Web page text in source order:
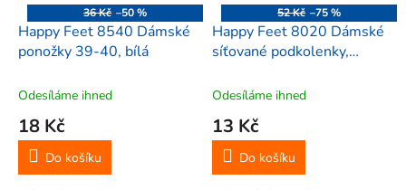
36 Kč –50 %
Happy Feet 8540 Dámské
ponožky 39-40, bílá
Odesíláme ihned
18 Kč
Do košíku
52 Kč –75 %
Happy Feet 8020 Dámské
síťované podkolenky,
Odesíláme ihned
13 Kč
Do košíku